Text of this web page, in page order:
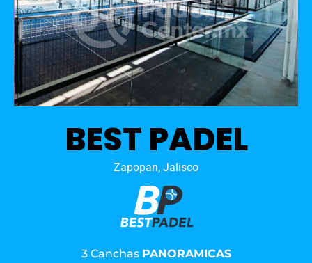
BEST PADEL
Zapopan, Jalisco
3 Canchas PANORAMICAS